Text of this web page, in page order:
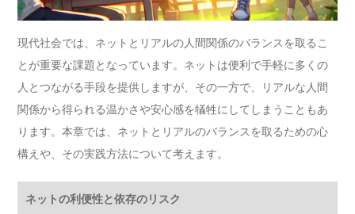
現代社会では、ネットとリアルの人間関係のバランスを取るこ
とが重要な課題となっています。ネットは便利で手軽に多くの
人とつながる手段を提供しますが、その一方で、リアルな人間
関係から得られる温かさや安心感を犠牲にしてしまうこともあ
ります。本章では、ネットとリアルのバランスを取るための心
構えや、その実践方法について考えます。
ネットの利便性と依存のリスク